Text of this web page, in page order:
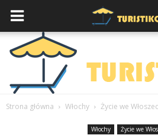
Strona główna Włochy Życie we
Włochy Życie we